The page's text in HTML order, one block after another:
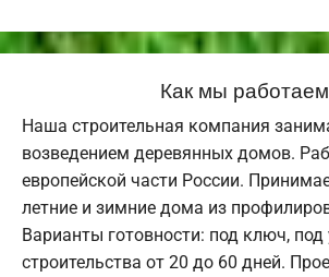
Как мы работаем
Наша строительная компания
возведением деревянных домов.
европейской части России.
летние и зимние дома из
Варианты готовности: под ключ, под
строительства от 20 до 60 дней.